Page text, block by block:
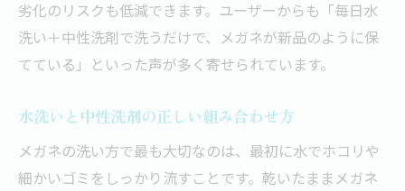
劣化のリスクも低減できます。ユーザーからも「毎日水
洗い＋中性洗剤で洗うだけで、メガネが新品のように保
てている」といった声が多く寄せられています。
水洗いと中性洗剤の正しい組み合わせ方
メガネの洗い方で最も大切なのは、最初に水でホコリや
細かいゴミをしっかり流すことです。乾いたままメガネ